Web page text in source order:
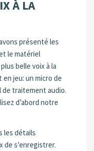
À LA
présenté les
le matériel
belle voix à la
jeu: un micro de
traitement audio.
d’abord notre
les détails
de s’enregistrer.